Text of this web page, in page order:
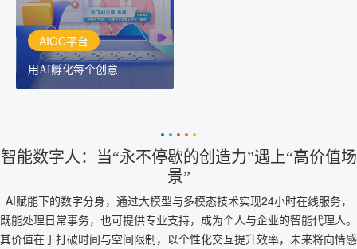
AIGC平台
用AI孵化每个创意
智能数字人：当“永不停歇的创造力”遇上“高价值场
景”
AI赋能下的数字分身，通过大模型与多模态技术实现24小时在线服务，
既能处理日常事务，也可提供专业支持，成为个人与企业的智能代理人。
其价值在于打破时间与空间限制，以个性化交互提升效率，未来将向情感